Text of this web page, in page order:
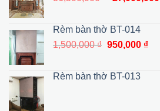
31,500,000
Rèm bàn thờ BT-014
1,500,000₫ Giá
1,500,000 ₫.
950,000 ₫Giá
Rèm bàn thờ BT-013